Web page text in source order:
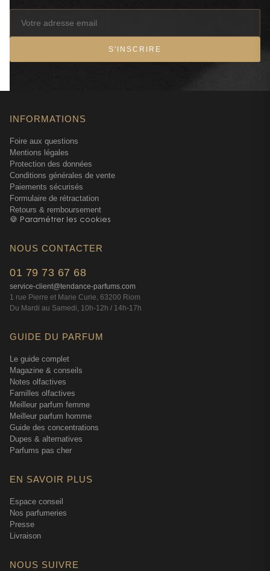
S'INSCRIRE
INFORMATIONS
Foire aux questions
Mentions légales
Protection des données
Conditions générales de vente
Paiements sécurisés
Formulaire de rétractation
Retours & remboursement
🍪 Paramétrer les cookies
NOUS CONTACTER
01 79 73 67 68
service-client@tendance-parfums.com
1 rue Pierre et Marie Curie, 63200 Riom
Du Mardi au Samedi, 10h-12h / 14h-17h
GUIDE DU PARFUM
Le guide complet
Magazine & conseils
Notes olfactives
Familles olfactives
Meilleur parfum femme
Meilleur parfum homme
Guide des concentrations
Dupes & alternatives
Parfums pas cher
EN SAVOIR PLUS
Espace conseil
Nos parfumeries
Presse
Livraison
NOUS SUIVRE